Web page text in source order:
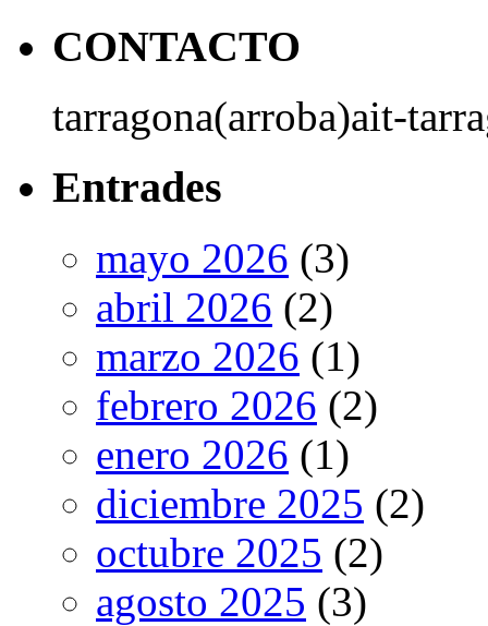
CONTACTO
tarragona(arroba)ait-
Entrades
mayo 2026 (3)
abril 2026 (2)
marzo 2026 (1)
febrero 2026 (2)
enero 2026 (1)
diciembre 2025 (2)
octubre 2025 (2)
agosto 2025 (3)